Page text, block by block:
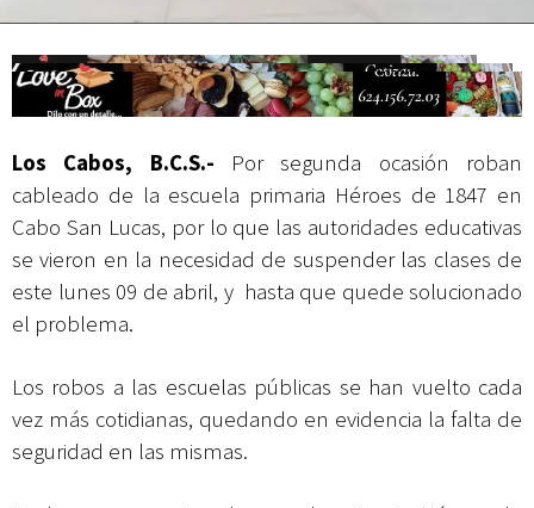
Los Cabos, B.C.S.- Por segunda ocasión roban
cableado de la escuela primaria Héroes de 1847 en
Cabo San Lucas, por lo que las autoridades educativas
se vieron en la necesidad de suspender las clases de
este lunes 09 de abril, y hasta que quede solucionado
el problema.
Los robos a las escuelas públicas se han vuelto cada
vez más cotidianas, quedando en evidencia la falta de
seguridad en las mismas.